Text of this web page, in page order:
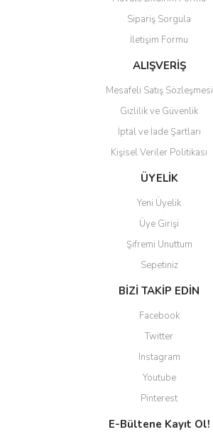
Ürün bilgilerinde hatalar bulunuyor.
Ürün fiyatı diğer sitelerden daha pahalı.
Bu ürüne benzer farklı alternatifler olmalı.
Gönder
Sipariş Sorgula
İletişim Formu
ALIŞVERİŞ
Mesafeli Satış Sözleşmesi
Gizlilik ve Güvenlik
İptal ve İade Şartları
Kişisel Veriler Politikası
ÜYELİK
Yeni Üyelik
Üye Girişi
Şifremi Unuttum
Sepetiniz
BİZİ TAKİP EDİN
Facebook
Twitter
Instagram
Youtube
Pinterest
E-Bültene Kayıt Ol!